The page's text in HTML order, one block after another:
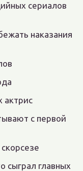
сериалов
наказания
актрис
с первой
сыграл главных